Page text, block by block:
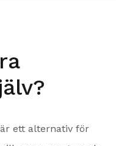
ett alternativ för